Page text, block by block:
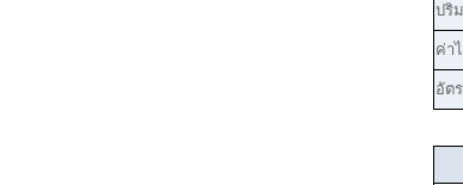
ปริ
ค่า
อัต